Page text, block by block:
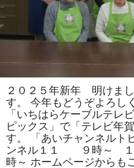
験
も
り
ま
す。
は
２０２５年新年 明けま
す。 今年もどうぞよろし
「いちはらケーブルテレ
ピックス」で「テレビ年
す。 「あいチャンネルト
ンネル１１ ９時～ １
時～ ホームページからも